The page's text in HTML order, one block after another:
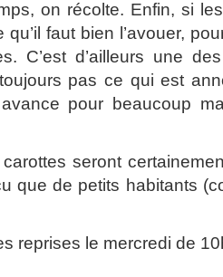
on récolte. Enfin, si
qu’il faut bien l’avouer,
C’est d’ailleurs une
pas ce qui est
pour beaucoup
seront
que de petits habitants
reprises le mercredi de